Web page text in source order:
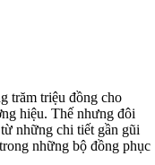
trăm triệu đồng cho
hiệu. Thế nhưng đôi
những chi tiết gần gũi
những bộ đồng phục